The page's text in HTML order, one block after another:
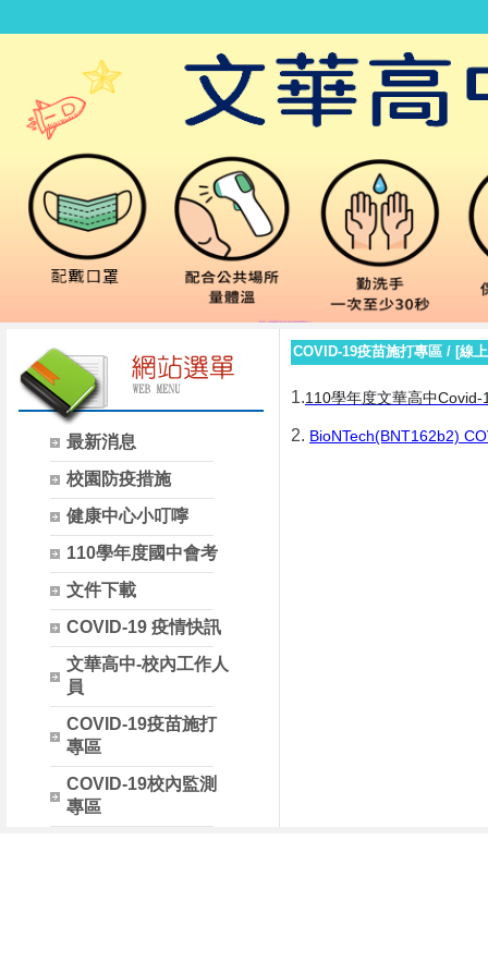
最新消息
校園防疫措施
健康中心小叮嚀
110學年度國中會考
文件下載
COVID-19 疫情快訊
文華高中-校內工作人
員
COVID-19疫苗施打
專區
COVID-19校內監測
專區
COVID-19疫苗施打專區 / [線
1.110學年度文華高中
2. BioNTech(BNT162b2)